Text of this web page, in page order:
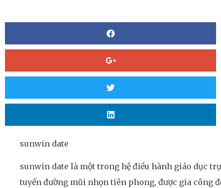
sunwin date
sunwin date là một trong hệ điều hành giáo dục
tuyến đường mũi nhọn tiên phong, được gia công